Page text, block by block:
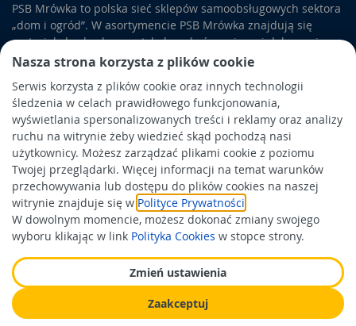
Nasza strona korzysta z plików cookie
Serwis korzysta z plików cookie oraz innych technologii
śledzenia w celach prawidłowego funkcjonowania,
wyświetlania spersonalizowanych treści i reklamy oraz analizy
ruchu na witrynie żeby wiedzieć skąd pochodzą nasi
użytkownicy. Możesz zarządzać plikami cookie z poziomu
Twojej przeglądarki. Więcej informacji na temat warunków
przechowywania lub dostępu do plików cookies na naszej
witrynie znajduje się w Polityce Prywatności
W dowolnym momencie, możesz dokonać zmiany swojego
wyboru klikając w link Polityka Cookies w stopce strony.
Zmień ustawienia
Zaakceptuj
PSB Mrówka to polska sieć sklepów samoobsługowych sektora
„dom i ogród”. W asortymencie PSB Mrówka znajdują się
materiały budowlane, artykuły wykończeniowe i dekoracyjne,
wyposażenie łazienek i kuchni, elektronarzędzia, a także
artykuły związane z ogrodem i otoczeniem domu.
Obowiązek informacyjny
Polityka prywatności
Polityka Cookies
Odbiór zużytego sprzętu
Wykonanie:
Wspierają nas: